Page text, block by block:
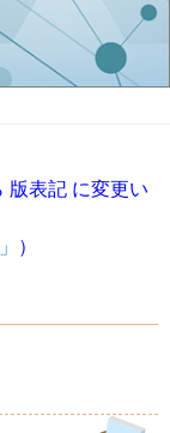
版表記 に変更い
）